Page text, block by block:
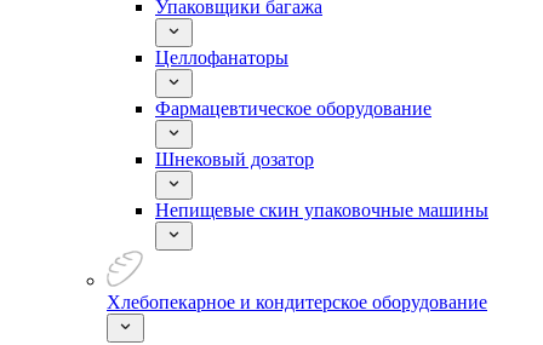
Упаковщики багажа
Целлофанаторы
Фармацевтическое оборудование
Шнековый дозатор
Непищевые скин упаковочные машины
Хлебопекарное и кондитерское оборудование